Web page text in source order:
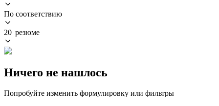
По соответствию
20 резюме
Ничего не нашлось
Попробуйте изменить формулировку или фильтры